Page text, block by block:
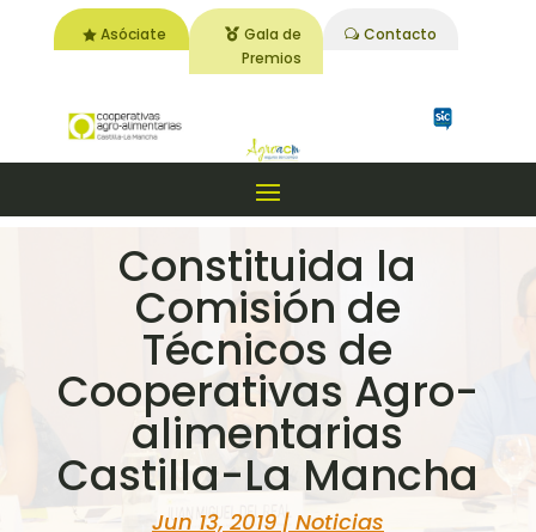
Asóciate
Gala de
Premios
Contacto
Constituida la
Comisión de
Técnicos de
Cooperativas Agro-
alimentarias
Castilla-La Mancha
Jun 13, 2019| Noticias